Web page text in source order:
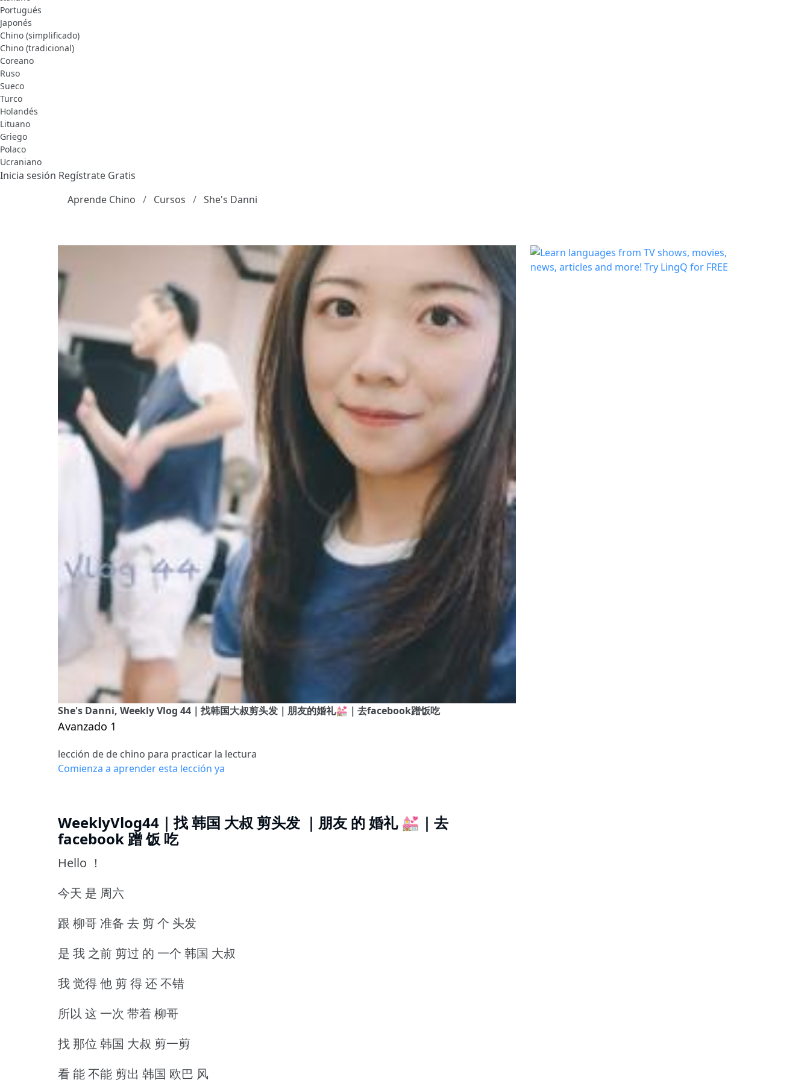
Portugués
Japonés
Chino (simplificado)
Chino (tradicional)
Coreano
Ruso
Sueco
Turco
Holandés
Lituano
Griego
Polaco
Ucraniano
Inicia sesión Regístrate Gratis
Aprende Chino
Cursos She's Danni
She's Danni, Weekly Vlog 44｜找韩国大叔剪头发｜朋友的婚礼💒｜去facebook蹭饭吃
Avanzado 1
lección de de chino para practicar la lectura
Comienza a aprender esta lección ya
WeeklyVlog44｜找 韩国 大叔 剪头发 ｜朋友 的 婚礼 💒｜去
facebook 蹭 饭 吃
Hello ！
今天 是 周六
跟 柳哥 准备 去 剪 个 头发
是 我 之前 剪过 的 一个 韩国 大叔
我 觉得 他 剪 得 还 不错
所以 这 一次 带着 柳哥
找 那位 韩国 大叔 剪一剪
看 能 不能 剪出 韩国 欧巴 风